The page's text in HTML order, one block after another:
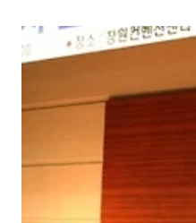
상읽기] - 행정통합, 하루만에 들통 난
는 마산 + 함안 통합이 공직선거법을 바
면 현행법하에서는 불가능한 상황인
시켰습니다. 따라서, 현재 마산에서 시
목소리를 내게되는 가장 큰..